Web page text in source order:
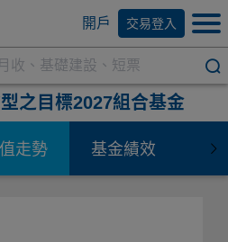
開戶 交易登入
之目標2027組合基金
走勢 基金績效 資